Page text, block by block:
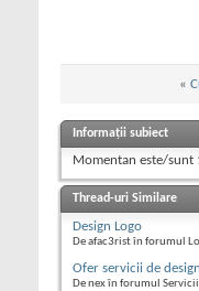
«
Informații subiect
Momentan este/sunt
Thread-uri Similare
Design Logo
De afac3rist în forumul
Ofer servicii de
De nex în forumul